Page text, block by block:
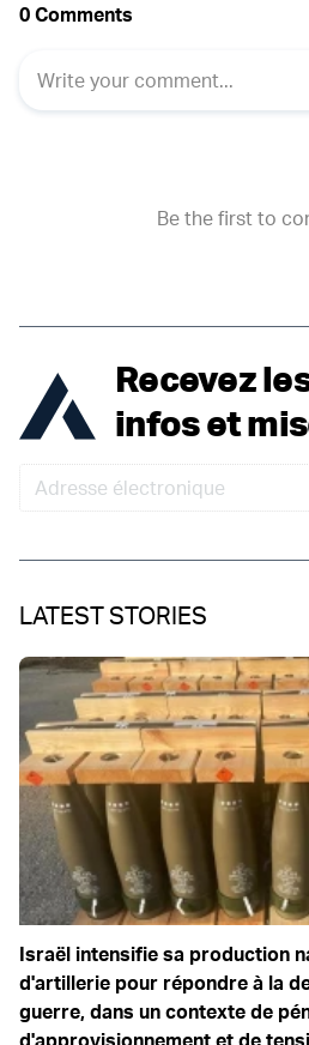
Recevez
infos et
LATEST STORIES
Israël intensifie sa production
d'artillerie pour répondre à la
guerre, dans un contexte de